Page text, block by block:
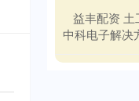
益丰配资
中科电子解决